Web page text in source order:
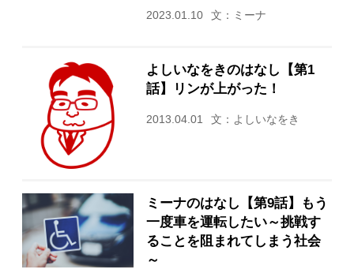
2023.01.10 文：ミーナ
よしいなをきのはなし【第1
話】リンが上がった！
2013.04.01 文：よしいなをき
ミーナのはなし【第9話】もう
一度車を運転したい～挑戦す
ることを阻まれてしまう社会
～